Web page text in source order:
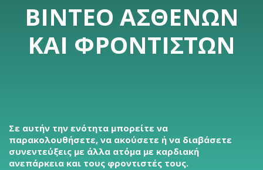
ΒΊΝΤΕΟ ΑΣΘΕΝΏΝ
ΚΑΙ ΦΡΟΝΤΙΣΤΏΝ
Σε αυτήν την ενότητα μπορείτε να
παρακολουθήσετε, να ακούσετε ή να διαβάσετε
συνεντεύξεις με άλλα ατόμα με καρδιακή
ανεπάρκεια και τους φροντιστές τους.